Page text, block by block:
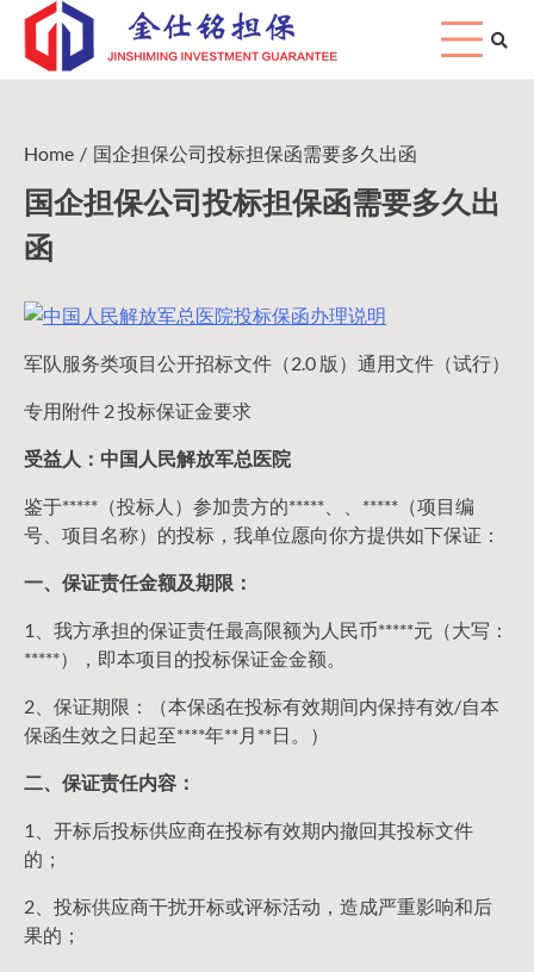
Skip
content
Home 国企担保公司投标担保函需要多久出函
国企担保公司投标担保函需要多久出
函
军队服务类项目公开招标文件（2.0 版）通用文件（试行）
专用附件 2 投标保证金要求
受益人：中国人民解放军总医院
鉴于*****（投标人）参加贵方的*****、、*****（项目编
号、项目名称）的投标，我单位愿向你方提供如下保证：
一、保证责任金额及期限：
1、我方承担的保证责任最高限额为人民币*****元（大写：
*****），即本项目的投标保证金金额。
2、保证期限：（本保函在投标有效期间内保持有效/自本
保函生效之日起至****年**月**日。）
二、保证责任内容：
1、开标后投标供应商在投标有效期内撤回其投标文件
的；
2、投标供应商干扰开标或评标活动，造成严重影响和后
果的；